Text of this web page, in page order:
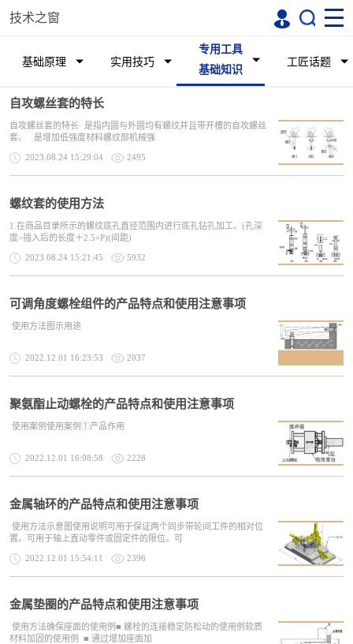
技术之窗
基础原理 实用技巧
专用工具
基础知识
工匠话题
自攻螺丝套的特长
自攻螺丝套的特长· 是指内圆与外圆均有螺纹并且带开槽的自攻螺丝
套。 是增加低强度材料螺纹部机械强
2023.08.24 15:29:04 2495
螺纹套的使用方法
1.在商品目录所示的螺纹底孔直径范围内进行底孔钻孔加工。(孔深
度>插入后的长度＋2.5×P)(间距)
2023.08.24 15:21:45 5932
可调角度螺栓组件的产品特点和使用注意事项
使用方法图示用途
2022.12.01 16:23:53 2037
聚氨酯止动螺栓的产品特点和使用注意事项
使用案例使用案例①产品作用
2022.12.01 16:08:58 2228
金属轴环的产品特点和使用注意事项
使用方法示意图使用说明可用于保证两个同步带轮间工件的相对位
置。可用于轴上直动零件或固定件的限位。可
2022.12.01 15:54:11 2396
金属垫圈的产品特点和使用注意事项
使用方法确保座面的使用例■ 螺栓的连接稳定防松动的使用例软质
材料加固的使用例 ■ 通过增加座面加